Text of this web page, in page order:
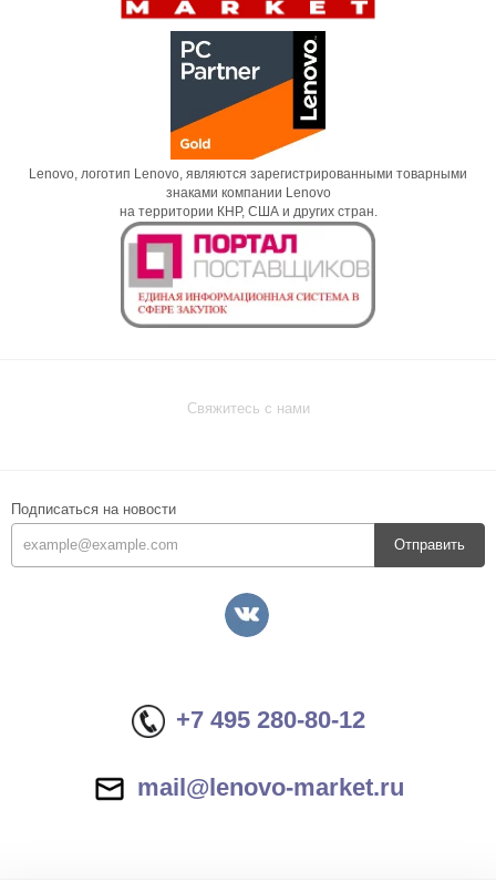
Lenovo, логотип Lenovo, являются зарегистрированными товарными
знаками компании Lenovo
на территории КНР, США и других стран.
Свяжитесь с нами
Подписаться на новости
Отправить
+7 495 280-80-12
mail@lenovo-market.ru